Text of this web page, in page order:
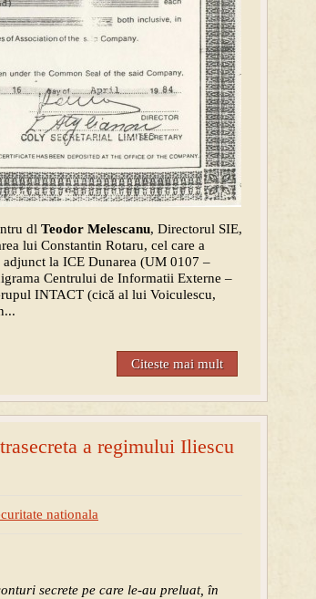
dl Teodor Melescanu, Directorul SIE,
lui Constantin Rotaru, cel care a
la ICE Dunarea (UM 0107 –
Centrului de Informatii Externe –
INTACT (cică al lui Voiculescu,
Citeste mai mult
a regimului Iliescu
nationala
secrete pe care le-au preluat, în